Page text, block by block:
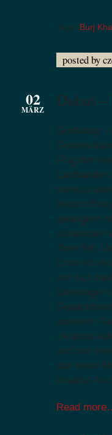
Tags: Burj
posted by
02
MÄRZ Dubai
Großartig –
Flug den
nahezu
gelangten
schwarzen
Tiefe fiel.
Ende ein
vor sich
Unterlagen
unserem
„Arabian
und mit
das erste
Khalifa!
Read